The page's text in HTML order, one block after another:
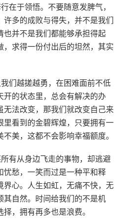
在于领悟。不要随意发脾气，
多的成败与得失，并不是我们
也并不是我们都能够承担得起
，求得一份付出后的坦然，其实
们越搓越勇，在困难面前不低
开的状态里，总会有解决的办
无法改变，那我们就改变自己来
里看到的金碧辉煌，只要拥有一
美，这都不会影响幸福额度。
有从身边飞走的事物，却逃避
忧愁，一笑而过是一种平和释
界心。人生如虹，无痛不快，无
其自然。时间给我们的不是机
，拥有再多也是浪费。